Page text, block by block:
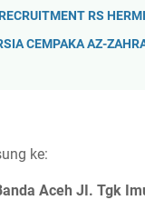
RS
CEMPAKA AZ-
ke:
Aceh JI. Tgk